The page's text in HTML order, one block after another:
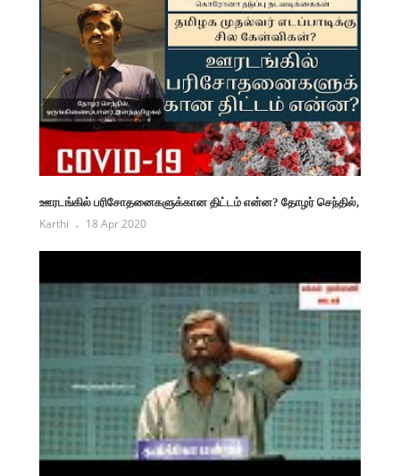
ஊரடங்கில் பரிசோதனைகளுக்கான திட்டம் என்ன? தோழர் செந்தில்,
Karthi 18 Apr 2020